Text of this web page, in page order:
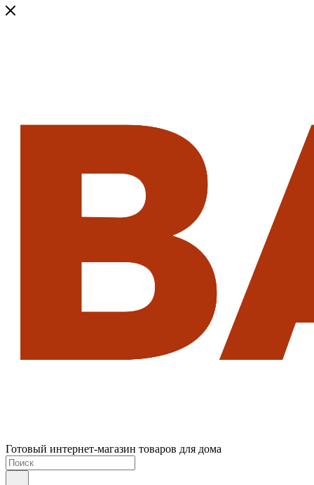
Готовый интернет-магазин товаров для дома